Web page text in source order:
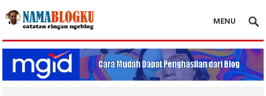
Nama Blogku
MENU